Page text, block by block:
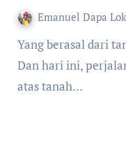
Emanuel Dapa
Yang berasal dari tanah akan kembali kepada tanah.
Dan hari ini,
atas tanah…